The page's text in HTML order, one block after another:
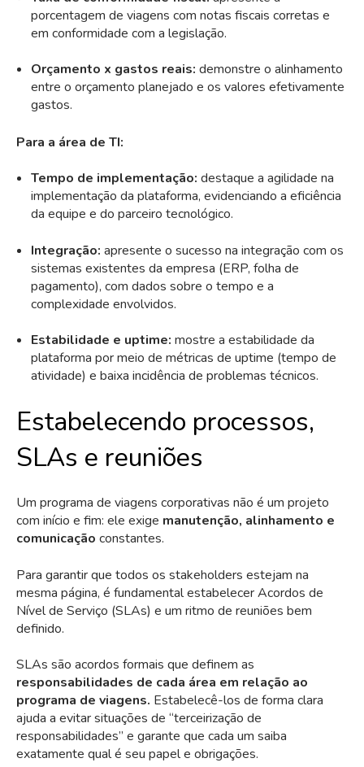
porcentagem de viagens com notas fiscais corretas e
em conformidade com a legislação.
Orçamento x gastos reais: demonstre o alinhamento
entre o orçamento planejado e os valores efetivamente
gastos.
Para a área de TI:
Tempo de implementação: destaque a agilidade na
implementação da plataforma, evidenciando a eficiência
da equipe e do parceiro tecnológico.
Integração: apresente o sucesso na integração com os
sistemas existentes da empresa (ERP, folha de
pagamento), com dados sobre o tempo e a
complexidade envolvidos.
Estabilidade e uptime: mostre a estabilidade da
plataforma por meio de métricas de uptime (tempo de
atividade) e baixa incidência de problemas técnicos.
Estabelecendo processos,
SLAs e reuniões
Um programa de viagens corporativas não é um projeto
com início e fim: ele exige manutenção, alinhamento e
comunicação constantes.
Para garantir que todos os stakeholders estejam na
mesma página, é fundamental estabelecer Acordos de
Nível de Serviço (SLAs) e um ritmo de reuniões bem
definido.
SLAs são acordos formais que definem as
responsabilidades de cada área em relação ao
programa de viagens. Estabelecê-los de forma clara
ajuda a evitar situações de “terceirização de
responsabilidades” e garante que cada um saiba
exatamente qual é seu papel e obrigações.